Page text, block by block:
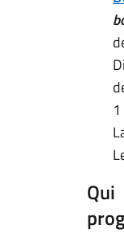
Qui